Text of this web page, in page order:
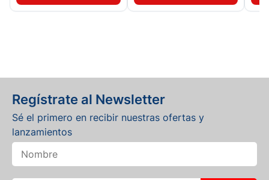
Regístrate al Newsletter
Sé el primero en recibir nuestras ofertas y
lanzamientos